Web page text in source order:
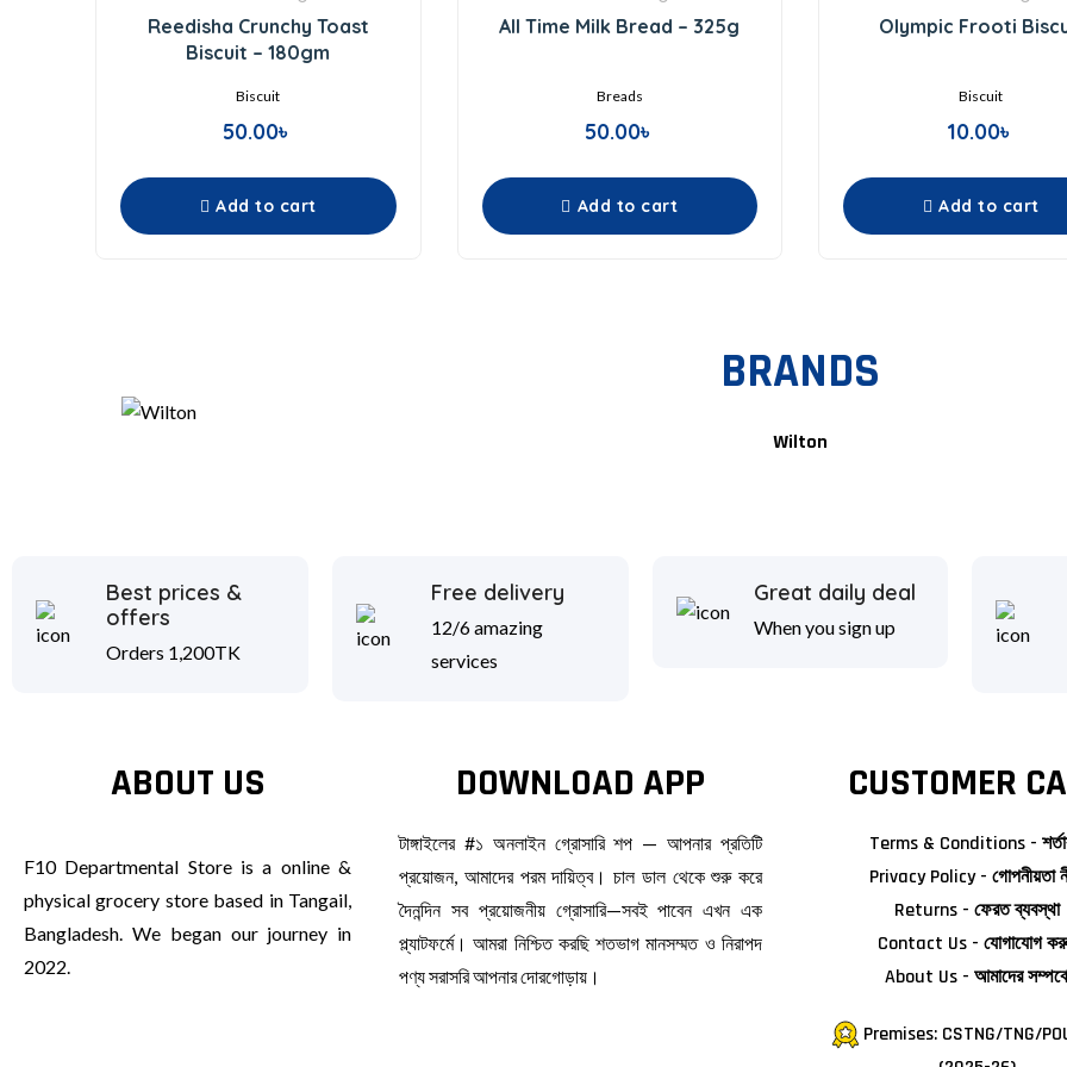
0
out
of
5
Reedisha Crunchy Toast
Biscuit – 180gm
Biscuit
50.00৳
Add to cart
0
out
All Time Milk Bread – 325g
Breads
50.00৳
Add to cart
out
Olympic Frooti
Biscuit
10.00৳
Add to cart
BRANDS
Wilton
Best prices &
offers
Orders 1,200TK
Free delivery
12/6 amazing
services
Great daily deal
When you sign up
ABOUT US
F10 Departmental Store is a online &
physical grocery store based in Tangail,
Bangladesh. We began our journey in
2022.
DOWNLOAD APP
টাঙ্গাইলের #১ অনলাইন গ্রোসারি শপ — আপনার প্রতিটি
প্রয়োজন, আমাদের পরম দায়িত্ব। চাল ডাল থেকে শুরু করে
দৈনন্দিন সব প্রয়োজনীয় গ্রোসারি—সবই পাবেন এখন এক
প্ল্যাটফর্মে। আমরা নিশ্চিত করছি শতভাগ মানসম্মত ও নিরাপদ
পণ্য সরাসরি আপনার দোরগোড়ায়।
CUSTOMER
Terms & Conditions -
Privacy Policy - গোপনীয়তা
Returns - ফেরত ব্যবস্থা
Contact Us - যোগাযোগ
About Us - আমাদের
Premises: CSTNG/TNG/